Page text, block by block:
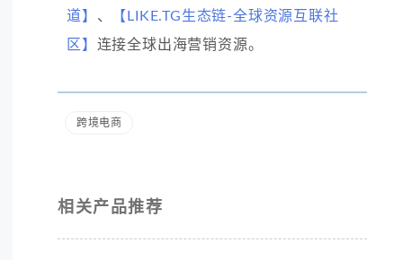
道】 、
【LIKE.TG生态链-全球资源互联社
区】 连接全球出海营销资源。
跨境电商
相关产品推荐